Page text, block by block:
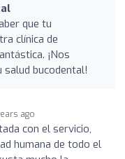
que tu
clínica de
¡Nos
salud bucodental!
ago
con el servicio,
humana de todo el